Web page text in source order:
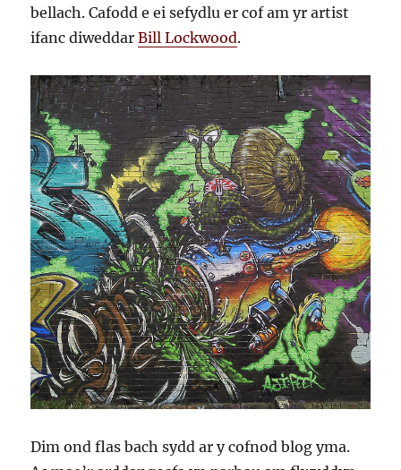
bellach. Cafodd e ei sefydlu er cof am yr artist
ifanc diweddarBill Lockwood.
Dim ond flas bach sydd ar y cofnod blog yma.